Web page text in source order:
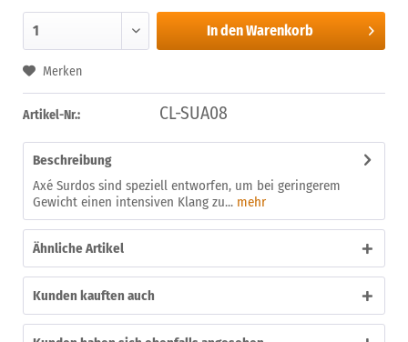
In denWarenkorb
Merken
Artikel-Nr.: CL-SUA08
Beschreibung
Axé Surdos sind speziell entworfen, um bei geringerem
Gewicht einen intensiven Klang zu... mehr
Ähnliche Artikel
Kunden kauften auch